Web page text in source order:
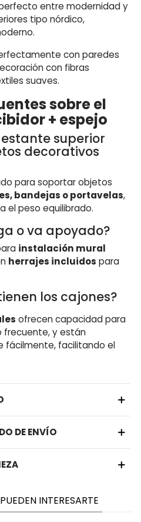
entre modernidad y
tipo nórdico,
con paredes
con fibras
suaves.
sobre el
+ espejo
superior
decorativos
para soportar objetos
bandejas o portavelas,
el peso equilibrado.
o va apoyado?
instalación mural
herrajes incluidos para
los cajones?
ofrecen capacidad para
frecuente, y están
fácilmente, facilitando el
DE ENVÍO
INTERESARTE